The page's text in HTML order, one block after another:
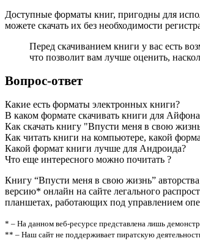
Доступные форматы книг, пригодны для
можете скачать их без необходимости
Перед скачиванием книги у вас есть
что позволит вам лучше оценить,
Вопрос-ответ
Какие есть форматы электронных книги?
В каком формате скачивать книги для
Как скачать книгу "Впусти меня в свою
Как читать книги на компьютере, какой
Какой формат книги лучше для Андроида?
Что еще интересного можно почитать ?
Книгу “Впусти меня в свою жизнь” авторства
версию* онлайн на сайте легального
планшетах, работающих под управлением
* – На данном веб-ресурсе представлена лишь
** – Наш сайт не поддерживает пиратскую